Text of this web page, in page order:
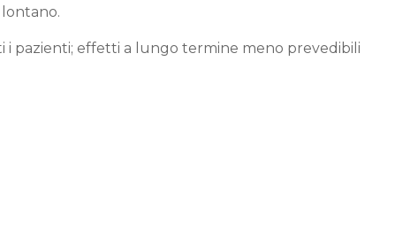
lontano.
i pazienti; effetti a lungo termine meno prevedibili